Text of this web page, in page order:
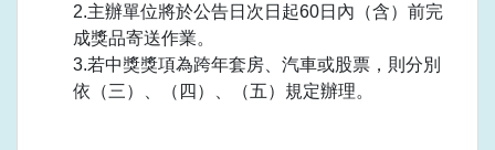
2.主辦單位將於公告日次日起60日內（含）前完
成獎品寄送作業。
3.若中獎獎項為跨年套房、汽車或股票，則分別
依（三）、（四）、（五）規定辦理。